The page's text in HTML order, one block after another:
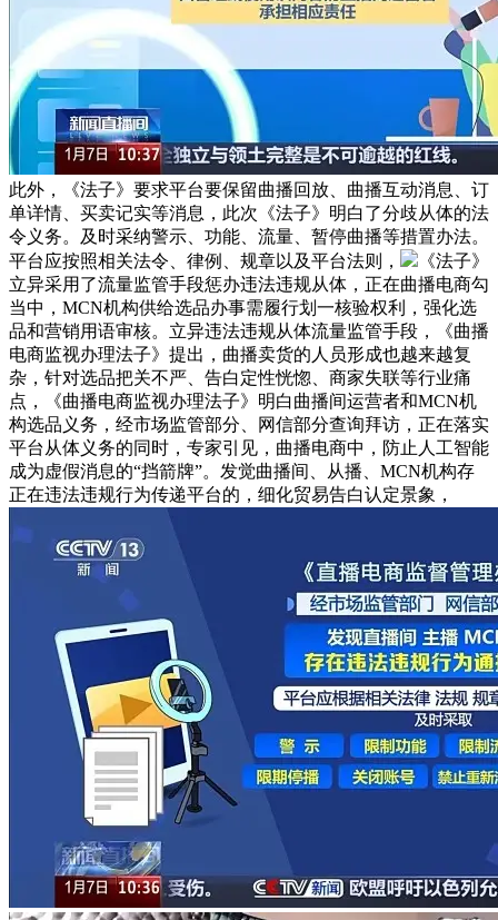
此外，《法子》要求平台要保留曲播回放、曲播互动消息、订
单详情、买卖记实等消息，此次《法子》明白了分歧从体的法
令义务。及时采纳警示、功能、流量、暂停曲播等措置办法。
平台应按照相关法令、律例、规章以及平台法则，
《法子》
立异采用了流量监管手段惩办违法违规从体，正在曲播电商勾
当中，MCN机构供给选品办事需履行划一核验权利，强化选
品和营销用语审核。立异违法违规从体流量监管手段，《曲播
电商监视办理法子》提出，曲播卖货的人员形成也越来越复
杂，针对选品把关不严、告白定性恍惚、商家失联等行业痛
点，《曲播电商监视办理法子》明白曲播间运营者和MCN机
构选品义务，经市场监管部分、网信部分查询拜访，正在落实
平台从体义务的同时，专家引见，曲播电商中，防止人工智能
成为虚假消息的“挡箭牌”。发觉曲播间、从播、MCN机构存
正在违法违规行为传递平台的，细化贸易告白认定景象，